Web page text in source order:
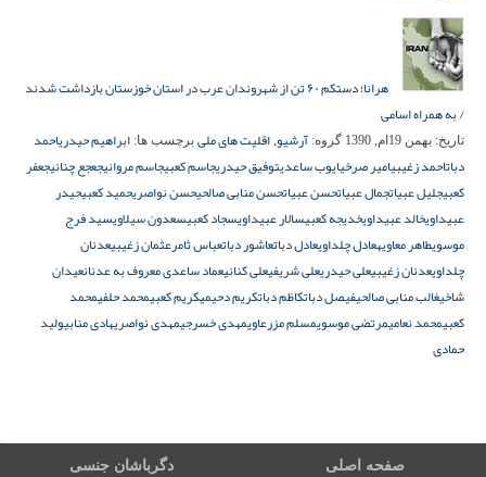
هرانا؛ دستکم ۶۰ تن از شهروندان عرب در استان خوزستان بازداشت شدند
/ به همراه اسامی
تاریخ: بهمن 19ام, 1390 گروه: آرشیو, اقلیت های ملی برچسب ها: ابراهیم حیدریاحمد
دباتاحمد زغیبیامیر صرخیایوب ساعدیتوفیق حیدریجاسم کعبیجاسم مروانیجعجع چنانیجعفر
کعبیجلیل عبیاتجمال عبیاتحسن عبیاتحسن منابی صالحیحسن نواصریحمید کعبیحیدر
عبیداویخالد عبیداویخدیجه کعبیسالار عبیداویسجاد کعبیسعدون سیلاویسید فرج
موسویطاهر معاویهعادل چلداویعادل دباتعاشور دباتعباس ثامرعثمان زغیبیعدنان
چلداویعدنان زغیبیعلی حیدریعلی شریفیعلی کنانیعماد ساعدی معروف به عدنانعیدان
شاخیغالب منابی صالحیفیصل دباتکاظم دباتکریم دحیمیکریم کعبیمحمد حلفیمحمد
کعبیمحمد نعامیمرتضی موسویمسلم مزرعاویمهدی خسرجیمهدی نواصریهادی منابیولید
حمادی
صفحه اصلی دگرباشان جنسی